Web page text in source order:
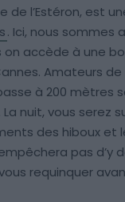
de l’Estéron, est
. Ici, nous sommes
on accède à une
Amateurs
à 200 mètres
nuit, vous serez
des hiboux et
pas d’y
requinquer